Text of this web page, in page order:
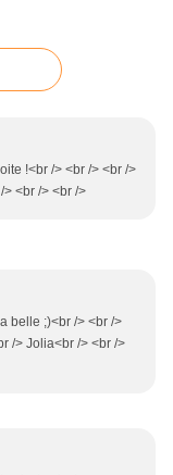
!<br /> <br /> <br />
> <br /> <br />
belle ;)<br /> <br />
/> Jolia<br /> <br />